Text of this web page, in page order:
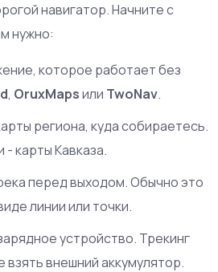
навигатор. Начните с
нужно:
которое работает без
, OruxMapsили TwoNav.
региона, куда собираетесь.
карты Кавказа.
перед выходом. Обычно это
линии или точки.
устройство. Трекинг
внешний аккумулятор.